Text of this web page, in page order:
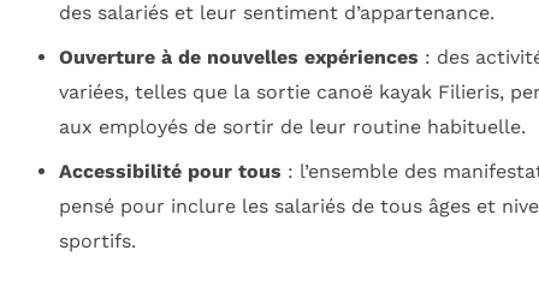
des salariés et leur sentiment d’appartenance.
Ouverture à de nouvelles expériences : des
variées, telles que la sortie canoë kayak Filieris,
aux employés de sortir de leur routine habituelle.
Accessibilité pour tous : l’ensemble des
pensé pour inclure les salariés de tous âges et
sportifs.